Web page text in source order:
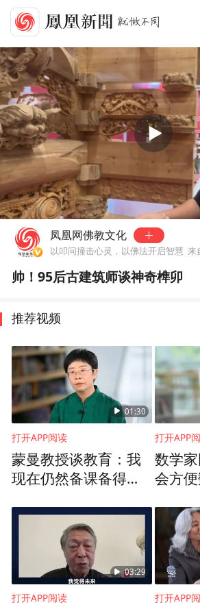
00:00
凤凰网佛教文化
以叩问撞击心灵，以佛法开启智慧 来
帅！95后古建筑师谈神奇榫卯
推荐视频
01:30
打开APP阅读
蒙曼教授谈教育：我
现在仍然备课备得很
何实现教育目标
打开APP
数学
会方
完成的
03:29
打开APP阅读 打开APP